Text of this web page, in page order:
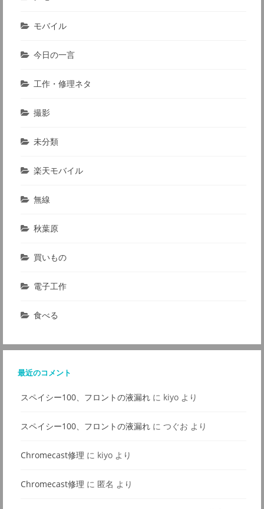
モバイル
今日の一言
工作・修理ネタ
撮影
未分類
楽天モバイル
無線
秋葉原
買いもの
電子工作
食べる
最近のコメント
スペイシー100、フロントの液漏れ に kiyo より
スペイシー100、フロントの液漏れ に つぐお より
Chromecast修理 に kiyo より
Chromecast修理 に 匿名 より